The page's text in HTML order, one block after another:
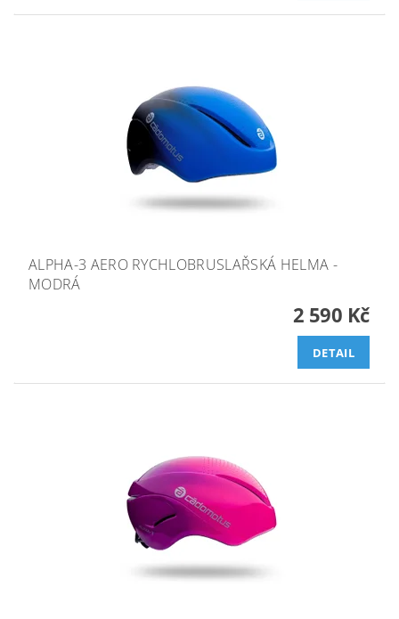
ALPHA-3 AERO RYCHLOBRUSLAŘSKÁ HELMA -
MODRÁ
2 590 Kč
DETAIL